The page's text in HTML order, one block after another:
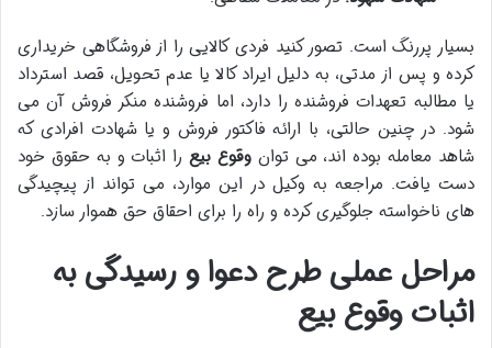
بسیار پررنگ است. تصور کنید فردی کالایی را از فروشگاهی خریداری
کرده و پس از مدتی، به دلیل ایراد کالا یا عدم تحویل، قصد استرداد
یا مطالبه تعهدات فروشنده را دارد، اما فروشنده منکر فروش آن می
شود. در چنین حالتی، با ارائه فاکتور فروش و یا شهادت افرادی که
شاهد معامله بوده اند، می توانوقوع بیعرا اثبات و به حقوق خود
دست یافت. مراجعه به وکیل در این موارد، می تواند از پیچیدگی
های ناخواسته جلوگیری کرده و راه را برای احقاق حق هموار سازد.
مراحل عملی طرح دعوا و رسیدگی به
اثبات وقوع بیع